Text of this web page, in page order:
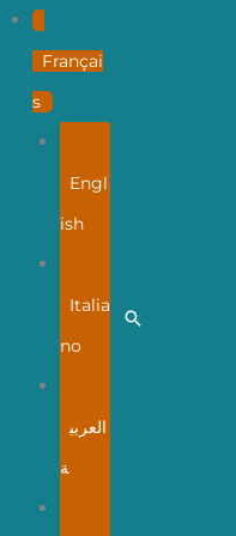
Françai
s
Engl
ish
Italia
no
العربي
ة